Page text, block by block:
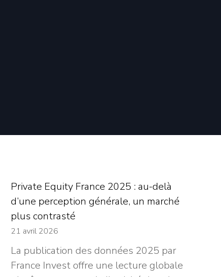
Private Equity France 2025 : au-delà
d’une perception générale, un marché
plus contrasté
21 avril 2026
La publication des données 2025 par
France Invest offre une lecture globale